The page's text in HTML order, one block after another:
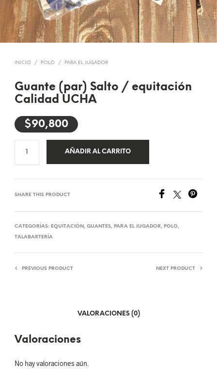
INICIO / POLO / PARA EL JUGADOR
Guante (par) Salto / equitación
Calidad UCHA
$90,800
AÑADIR AL CARRITO
SHARE THIS PRODUCT
CATEGORÍAS: EQUITACIÓN , GUANTES, PARA EL JUGADOR, POLO,
TALABARTERÍA
PREVIOUS PRODUCT NEXT PRODUCT
VALORACIONES (0)
Valoraciones
No hay valoraciones aún.